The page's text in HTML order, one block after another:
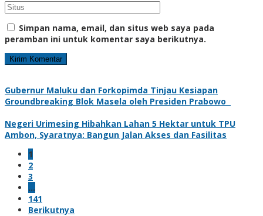
Simpan nama, email, dan situs web saya pada
peramban ini untuk komentar saya berikutnya.
Gubernur Maluku dan Forkopimda Tinjau Kesiapan
Groundbreaking Blok Masela oleh Presiden Prabowo
Negeri Urimesing Hibahkan Lahan 5 Hektar untuk TPU
Ambon, Syaratnya: Bangun Jalan Akses dan Fasilitas
1
2
3
…
141
Berikutnya